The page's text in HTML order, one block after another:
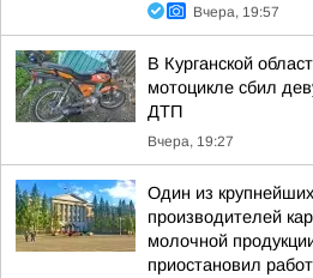
Вчера, 19:57
В Курганской
мотоцикле сбил
ДТП
Вчера, 19:27
Один из
производителей
молочной
приостановил